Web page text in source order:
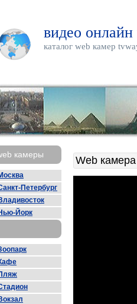
видео
каталог web камер
камеры
Петербург
Йорк
Web